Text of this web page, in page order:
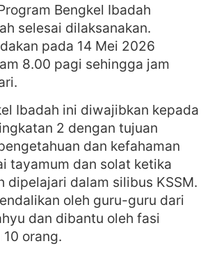
Bengkel Ibadah
selesai dilaksanakan.
pada 14 Mei 2026
8.00 pagi sehingga jam
Ibadah ini diwajibkan kepada
2 dengan tujuan
dan kefahaman
tayamum dan solat ketika
dipelajari dalam silibus KSSM.
oleh guru-guru dari
dan dibantu oleh fasi
orang.